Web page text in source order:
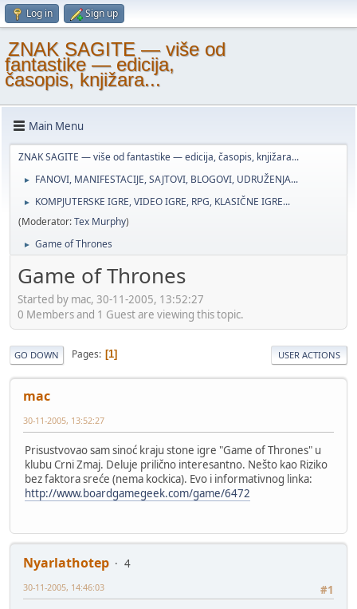
Log in Sign up
ZNAK SAGITE — više od
fantastike — edicija,
časopis, knjižara...
Main Menu
ZNAK SAGITE — više od fantastike — edicija, časopis, knjižara...
► FANOVI, MANIFESTACIJE, SAJTOVI, BLOGOVI, UDRUŽENJA...
►
KOMPJUTERSKE IGRE, VIDEO IGRE, RPG, KLASIČNE IGRE...
(Moderator:Tex Murphy)
► Game of Thrones
Game of Thrones
Started by mac, 30-11-2005, 13:52:27
0 Members and 1 Guest are viewing this topic.
GO DOWN Pages 1 USER ACTIONS
mac
30-11-2005, 13:52:27
Prisustvovao sam sinoć kraju stone igre "Game of Thrones" u
klubu Crni Zmaj. Deluje prilično interesantno. Nešto kao Riziko
bez faktora sreće (nema kockica). Evo i informativnog linka:
http://www.boardgamegeek.com/game/6472
Nyarlathotep
4
#1
30-11-2005, 14:46:03